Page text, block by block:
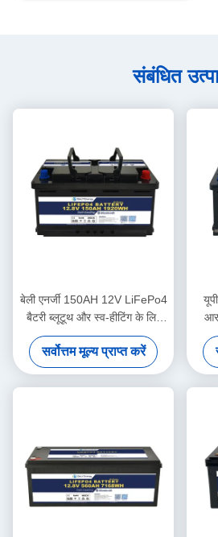
संबंधित
बेली एनर्जी 150AH 12V LiFePo4
बैटरी ब्लूटूथ और स्व-हीटिंग के लिए
याचित मेडिकल
सर्वोत्तम मूल्य प्राप्त करें